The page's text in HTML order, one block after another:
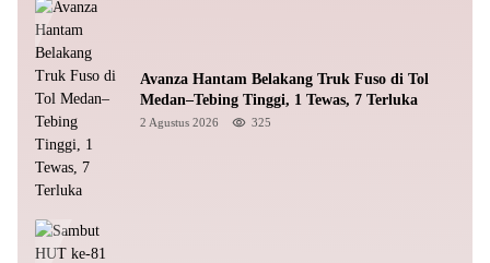
Avanza Hantam Belakang Truk Fuso di Tol
Medan–Tebing Tinggi, 1 Tewas, 7 Terluka
2 Agustus 2026 325